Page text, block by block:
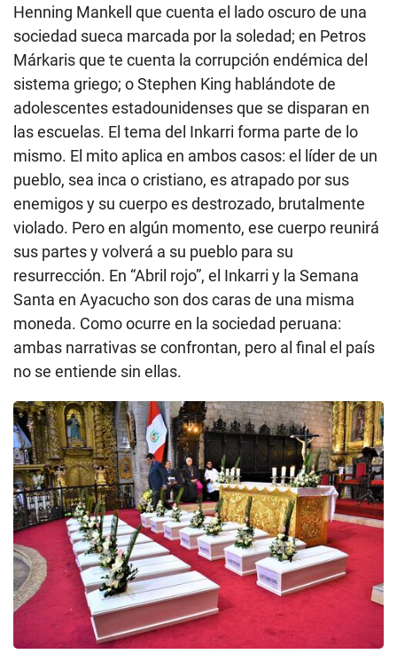
Henning Mankell que cuenta el lado oscuro de una
sociedad sueca marcada por la soledad; en Petros
Márkaris que te cuenta la corrupción endémica del
sistema griego; o Stephen King hablándote de
adolescentes estadounidenses que se disparan en
las escuelas. El tema del Inkarri forma parte de lo
mismo. El mito aplica en ambos casos: el líder de un
pueblo, sea inca o cristiano, es atrapado por sus
enemigos y su cuerpo es destrozado, brutalmente
violado. Pero en algún momento, ese cuerpo reunirá
sus partes y volverá a su pueblo para su
resurrección. En “Abril rojo”, el Inkarri y la Semana
Santa en Ayacucho son dos caras de una misma
moneda. Como ocurre en la sociedad peruana:
ambas narrativas se confrontan, pero al final el país
no se entiende sin ellas.